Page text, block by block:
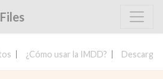
¿Cómo usar la IMDD? Descargar